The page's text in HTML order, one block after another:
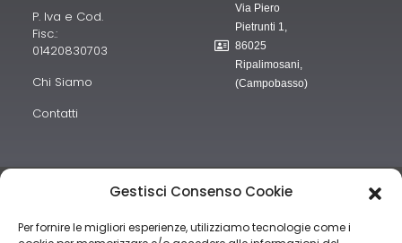
Gestisci Consenso Cookie
Per fornire le migliori esperienze, utilizziamo tecnologie come i
P. Iva e Cod.
Fisc.:
01420830703
Chi Siamo
Contatti
Via Piero
Pietrunti 1,
86025
Ripalimosani,
(Campobasso)
“obblighi informativi per le erogazioni pubbliche: gli aiuti di Stato e
Registro nazionale degli aiuti di Stato di cui all’art. 52 della L.